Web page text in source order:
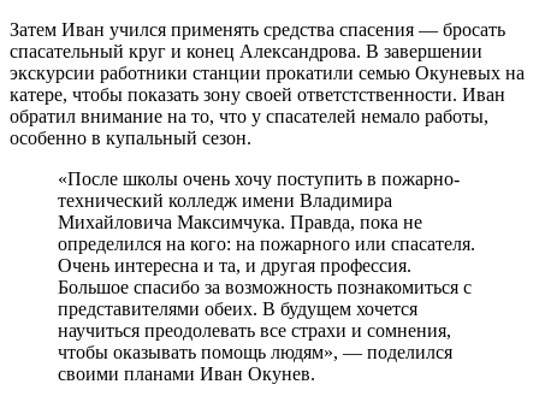
Затем Иван учился применять средства спасения — бросать
спасательный круг и конец Александрова. В завершении
экскурсии работники станции прокатили семью Окуневых на
катере, чтобы показать зону своей ответстственности. Иван
обратил внимание на то, что у спасателей немало работы,
особенно в купальный сезон.
«После школы очень хочу поступить в пожарно-
технический колледж имени Владимира
Михайловича Максимчука. Правда, пока не
определился на кого: на пожарного или спасателя.
Очень интересна и та, и другая профессия.
Большое спасибо за возможность познакомиться с
представителями обеих. В будущем хочется
научиться преодолевать все страхи и сомнения,
чтобы оказывать помощь людям», — поделился
своими планами Иван Окунев.